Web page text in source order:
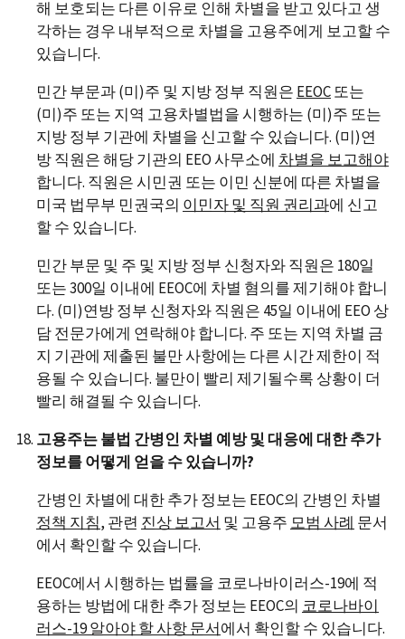
해 보호되는 다른 이유로 인해 차별을 받고 있다고 생
각하는 경우 내부적으로 차별을 고용주에게 보고할 수
있습니다.
민간 부문과 (미)주 및 지방 정부 직원은 EEOC또는
(미)주 또는 지역 고용차별법을 시행하는 (미)주 또는
지방 정부 기관에 차별을 신고할 수 있습니다. (미)연
방 직원은 해당 기관의 EEO 사무소에 차별을 보고해야
합니다. 직원은 시민권 또는 이민 신분에 따른 차별을
미국 법무부 민권국의 이민자 및 직원 권리과에 신고
할 수 있습니다.
민간 부문 및 주 및 지방 정부 신청자와 직원은 180일
또는 300일 이내에 EEOC에 차별 혐의를 제기해야 합니
다. (미)연방 정부 신청자와 직원은 45일 이내에 EEO 상
담 전문가에게 연락해야 합니다. 주 또는 지역 차별 금
지 기관에 제출된 불만 사항에는 다른 시간 제한이 적
용될 수 있습니다. 불만이 빨리 제기될수록 상황이 더
빨리 해결될 수 있습니다.
고용주는 불법 간병인 차별 예방 및 대응에 대한 추가
정보를 어떻게 얻을 수 있습니까?
간병인 차별에 대한 추가 정보는 EEOC의 간병인 차별
정책 지침, 관련 진상 보고서 및 고용주 모범 사례 문서
에서 확인할 수 있습니다.
EEOC에서 시행하는 법률을 코로나바이러스-19에 적
용하는 방법에 대한 추가 정보는 EEOC의 코로나바이
러스-19알아야 할 사항 문서에서 확인할 수 있습니다.